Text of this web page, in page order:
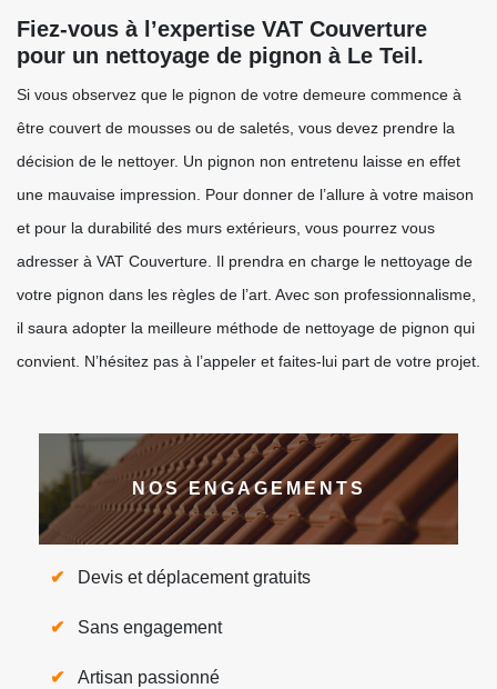
Fiez-vous à l’expertise VAT Couverture
pour un nettoyage de pignon à Le Teil.
Si vous observez que le pignon de votre demeure commence à
être couvert de mousses ou de saletés, vous devez prendre la
décision de le nettoyer. Un pignon non entretenu laisse en effet
une mauvaise impression. Pour donner de l’allure à votre maison
et pour la durabilité des murs extérieurs, vous pourrez vous
adresser à VAT Couverture. Il prendra en charge le nettoyage de
votre pignon dans les règles de l’art. Avec son professionnalisme,
il saura adopter la meilleure méthode de nettoyage de pignon qui
convient. N’hésitez pas à l’appeler et faites-lui part de votre projet.
NOS ENGAGEMENTS
Devis et déplacement gratuits
Sans engagement
Artisan passionné